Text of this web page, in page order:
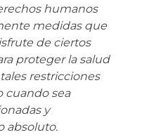
humanos
medidas que
de ciertos
proteger la salud
restricciones
cuando sea
y
absoluto.